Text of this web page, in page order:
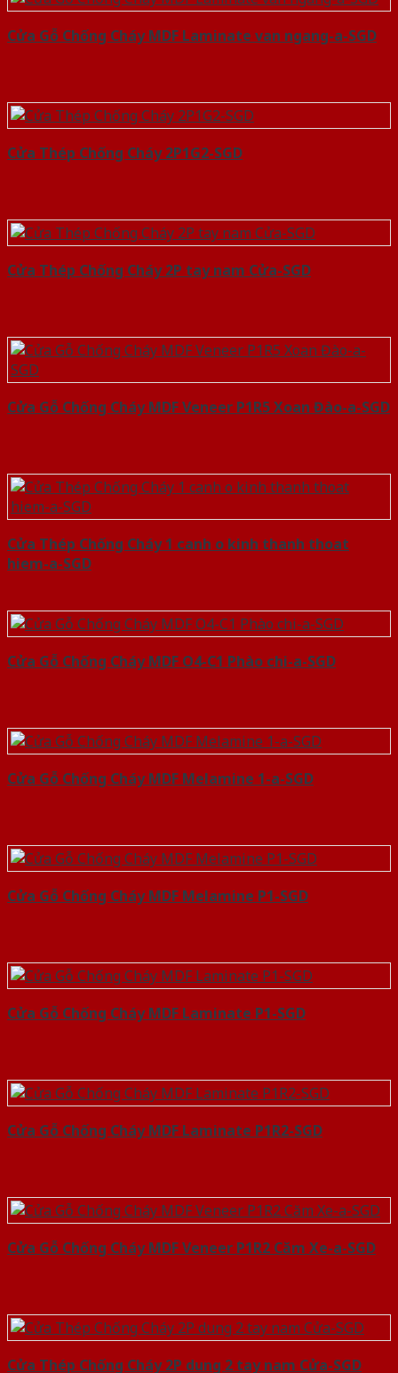
Cửa Gỗ Chống Cháy MDF Laminate van ngang-a-SGD
Cửa Thép Chống Cháy 2P1G2-SGD
Cửa Thép Chống Cháy 2P tay nam Cửa-SGD
Cửa Gỗ Chống Cháy MDF Veneer P1R5 Xoan Đào-a-SGD
Cửa Thép Chống Cháy 1 canh o kinh thanh thoat
hiem-a-SGD
Cửa Gỗ Chống Cháy MDF O4-C1 Phào chi-a-SGD
Cửa Gỗ Chống Cháy MDF Melamine 1-a-SGD
Cửa Gỗ Chống Cháy MDF Melamine P1-SGD
Cửa Gỗ Chống Cháy MDF Laminate P1-SGD
Cửa Gỗ Chống Cháy MDF Laminate P1R2-SGD
Cửa Gỗ Chống Cháy MDF Veneer P1R2 Căm Xe-a-SGD
Cửa Thép Chống Cháy 2P dung 2 tay nam Cửa-SGD